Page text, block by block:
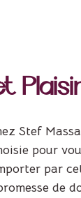
Stef
pour
par
de